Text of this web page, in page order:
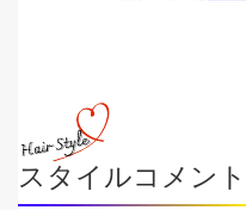
スタイルコメント